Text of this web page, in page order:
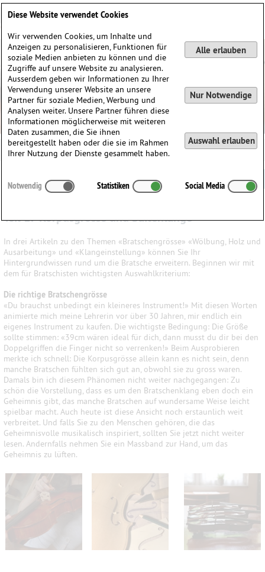
Ratgeber Bratsche
Teil 1: Korpusgrösse und Saitenlänge
In drei Artikeln zu den Themen «Bratschengrösse» «Wölbung, Holz und
Ausarbeitung» und «Klangeinstellung» können Sie Ihr
Hintergrundwissen rund um die Bratsche erweitern. Beginnen wir mit
dem für Bratschisten wichtigsten Auswahlkriterium:
Die richtige Bratschengrösse
«Du brauchst unbedingt ein kleineres Instrument!» Mit diesen Worten
animierte mich meine Lehrerin vor über 30 Jahren, mir endlich ein
eigenes Instrument zu kaufen. Die wichtigste Bedingung: Die Größe
sollte stimmen: «39cm wären ideal für dich, dann musst du dir bei den
Doppelgriffen die Finger nicht so verrenken!» Beim Ausprobieren
merkte ich schnell: Die Korpusgrösse allein kann es nicht sein, denn
manche Bratschen fühlten sich gut an, obwohl sie zu gross waren.
Damals bin ich diesem Phänomen nicht weiter nachgegangen: Zu
schön die Vorstellung, dass es um den Bratschenklang eben doch ein
Geheimnis gibt, das manche Bratschen auf wundersame Weise leicht
spielbar macht. Auch heute ist diese Ansicht noch erstaunlich weit
verbreitet. Und falls Sie zu den Menschen gehören, die das
Geheimnisvolle musikalisch inspiriert, sollten Sie jetzt nicht weiter
lesen. Andernfalls nehmen Sie ein Massband zur Hand, um das
Geheimnis zu lüften.
Diese Website verwendet Cookies
Wir verwenden Cookies, um Inhalte und
Anzeigen zu personalisieren, Funktionen für
soziale Medien anbieten zu können und die
Zugriffe auf unsere Website zu analysieren.
Ausserdem geben wir Informationen zu Ihrer
Verwendung unserer Website an unsere
Partner für soziale Medien, Werbung und
Analysen weiter. Unsere Partner führen diese
Informationen möglicherweise mit weiteren
Daten zusammen, die Sie ihnen
bereitgestellt haben oder die sie im Rahmen
Ihrer Nutzung der Dienste gesammelt haben.
Alle erlauben
Nur Notwendige
Auswahl erlauben
Notwendig Statistiken Social Media